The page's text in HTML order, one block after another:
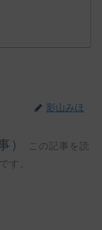
影山みほ
）
この記事を読
す。